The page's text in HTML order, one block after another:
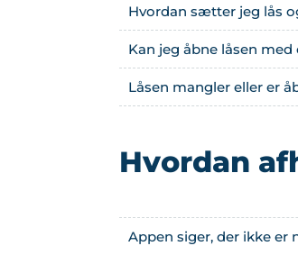
Hvordan sætter jeg lås
Kan jeg åbne låsen
Låsen mangler eller er
Hvordan
Appen siger, der ikke er